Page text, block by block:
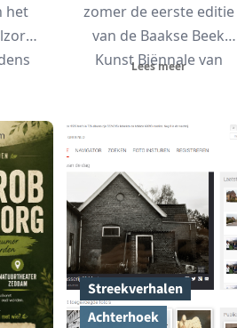
het
zomer de eerste editie
van de Baakse Beek
Kunst Biënnale van
Lees meer
Streekverhalen
Achterhoek